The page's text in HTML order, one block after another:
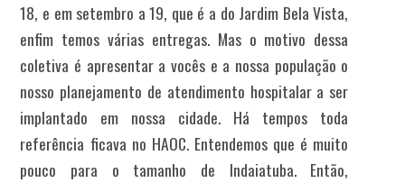
18, e em setembro a 19, que é a do Jardim Bela Vista,
enfim temos várias entregas. Mas o motivo dessa
coletiva é apresentar a vocês e a nossa população o
nosso planejamento de atendimento hospitalar a ser
implantado em nossa cidade. Há tempos toda
referência ficava no HAOC. Entendemos que é muito
pouco para o tamanho de Indaiatuba. Então,